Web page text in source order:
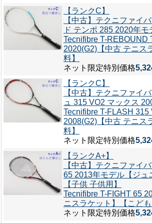
【ランクC】
【中古】テクニファイ
ド テンポ 285 2020年モ
Tecnifibre T-REBOUND
2020(G2)【中古 テニス
料】
ネット限定特別価格
【ランクC】
【中古】テクニファイ
ュ 315 VO2 マックス
Tecnifibre T-FLASH 315
2008(G2)【中古 テニス
料】
ネット限定特別価格
【ランクA+】
【中古】テクニファイ
65 2013年モデル【ジュ
【子供 子供用】
Tecnifibre T-FIGHT 65
ニスラケット】【こども
ネット限定特別価格